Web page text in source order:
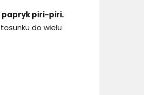
papryk piri-piri.
do wielu